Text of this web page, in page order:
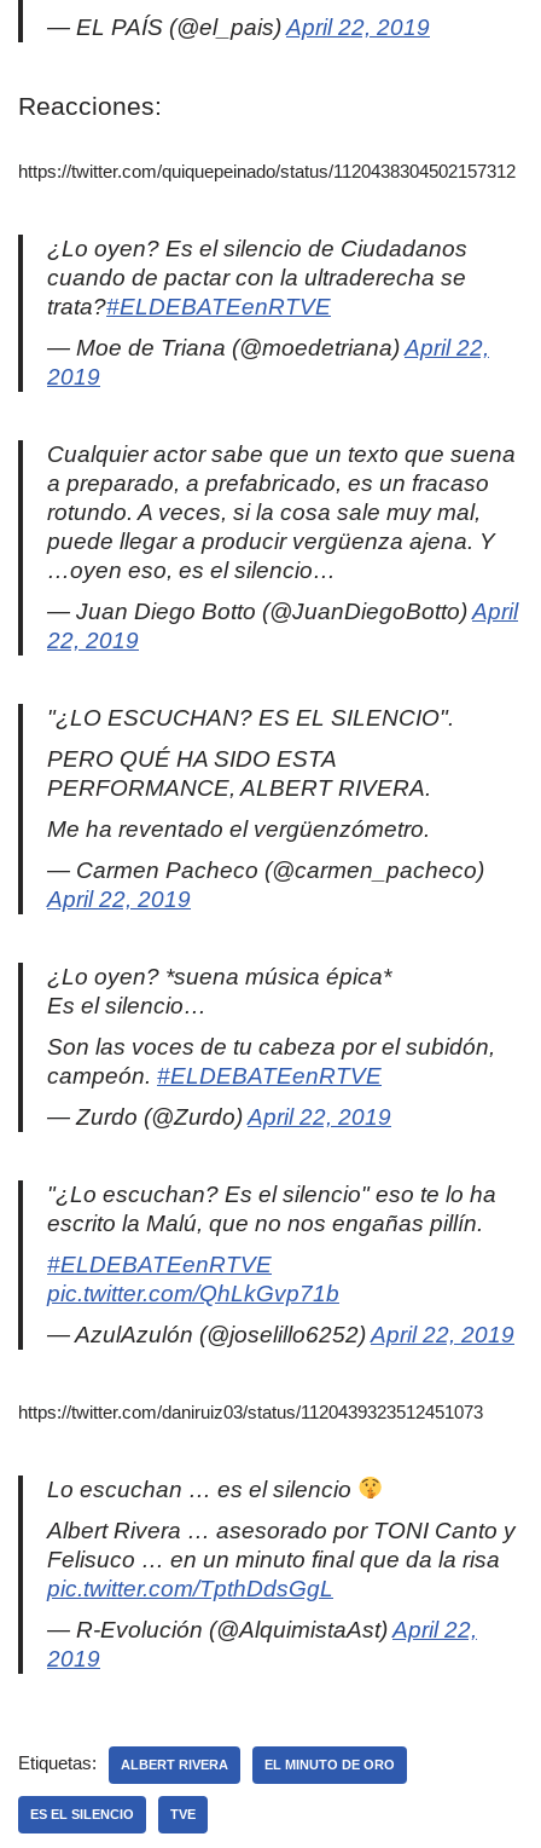
— EL PAÍS (@el_pais)April 22, 2019
Reacciones:
https://twitter.com/quiquepeinado/status/1120438304502157312
¿Lo oyen? Es el silencio de Ciudadanos
cuando de pactar con la ultraderecha se
trata?#ELDEBATEenRTVE
— Moe de Triana (@moedetriana)April 22,
2019
Cualquier actor sabe que un texto que suena
a preparado, a prefabricado, es un fracaso
rotundo. A veces, si la cosa sale muy mal,
puede llegar a producir vergüenza ajena. Y
…oyen eso, es el silencio…
— Juan Diego Botto (@JuanDiegoBotto)April
22, 2019
"¿LO ESCUCHAN? ES EL SILENCIO".
PERO QUÉ HA SIDO ESTA
PERFORMANCE, ALBERT RIVERA.
Me ha reventado el vergüenzómetro.
— Carmen Pacheco (@carmen_pacheco)
April 22, 2019
¿Lo oyen? *suena música épica*
Es el silencio…
Son las voces de tu cabeza por el subidón,
campeón. #ELDEBATEenRTVE
— Zurdo (@Zurdo)April 22, 2019
"¿Lo escuchan? Es el silencio" eso te lo ha
escrito la Malú, que no nos engañas pillín.
#ELDEBATEenRTVE
pic.twitter.com/QhLkGvp71b
— AzulAzulón (@joselillo6252)April 22, 2019
https://twitter.com/daniruiz03/status/1120439323512451073
Lo escuchan … es el silencio
Albert Rivera … asesorado por TONI Canto y
Felisuco … en un minuto final que da la risa
pic.twitter.com/TpthDdsGgL
— R-Evolución (@AlquimistaAst)April 22,
2019
Etiquetas: ALBERT RIVERA EL MINUTO DE ORO
ES EL SILENCIO TVE